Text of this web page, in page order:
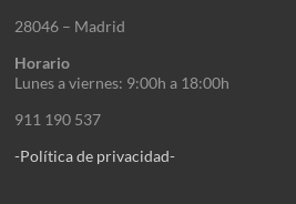
28046 – Madrid
Horario
Lunes a viernes: 9:00h a 18:00h
911 190 537
-Política de privacidad-